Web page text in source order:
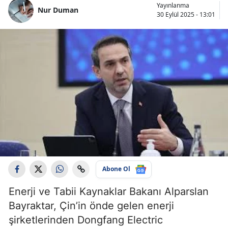
Nur Duman
Yayınlanma
30 Eylül 2025 - 13:01
Abone Ol
Enerji ve Tabii Kaynaklar Bakanı Alparslan
Bayraktar, Çin’in önde gelen enerji
şirketlerinden Dongfang Electric